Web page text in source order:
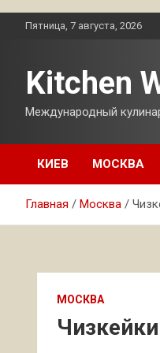
ПерейтиПятница, 7 августа, 2026
Kitchen
Международный
КИЕВ МОСКВА
Главная Москва
МОСКВА